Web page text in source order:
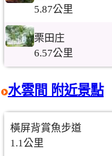
5.87公里
栗田庄
6.57公里
水雲間 附近景點
橫屏背賞魚步道
1.1公里